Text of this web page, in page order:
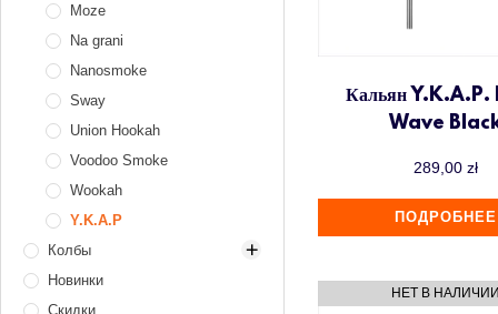
Уплотнители
для шлангов
Чистящие
средства
Щётки для
Moze
Na grani
Nanosmoke
Sway
Union Hookah
Voodoo Smoke
Wookah
Y.K.A.P
Колбы
Mini (компактные)
90–150 zł
Новинки
Скидки
Кальян
Wave
289,00zł
ПОДРОБНЕЕ